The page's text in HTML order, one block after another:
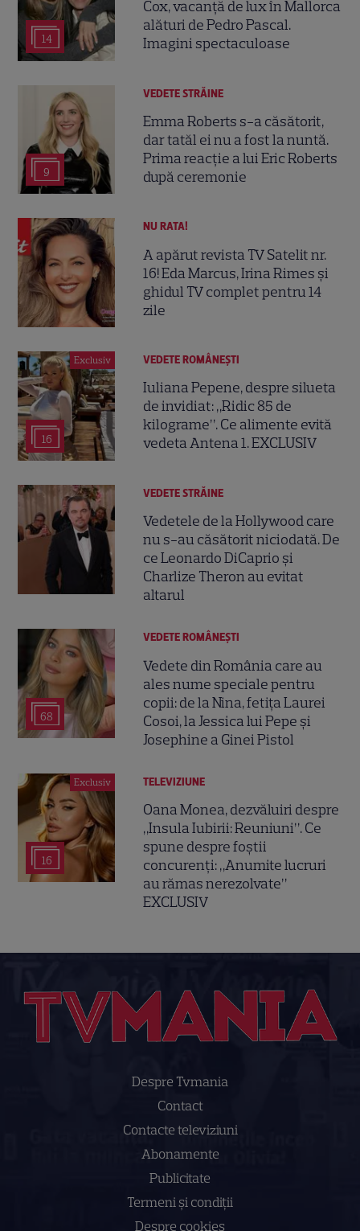
14
Cox, vacanță de lux în Mallorca
alături de Pedro Pascal.
Imagini spectaculoase
9
VEDETE STRĂINE
Emma Roberts s-a căsătorit,
dar tatăl ei nu a fost la nuntă.
Prima reacție a lui Eric Roberts
după ceremonie
NU RATA!
A apărut revista TV Satelit nr.
16! Eda Marcus, Irina Rimes și
ghidul TV complet pentru 14
zile
Exclusiv
16
VEDETE ROMÂNEŞTI
Iuliana Pepene, despre silueta
de invidiat: „Ridic 85 de
kilograme”. Ce alimente evită
vedeta Antena 1. EXCLUSIV
VEDETE STRĂINE
Vedetele de la Hollywood care
nu s-au căsătorit niciodată. De
ce Leonardo DiCaprio și
Charlize Theron au evitat
altarul
68
VEDETE ROMÂNEŞTI
Vedete din România care au
ales nume speciale pentru
copii: de la Nina, fetița Laurei
Cosoi, la Jessica lui Pepe și
Josephine a Ginei Pistol
Exclusiv
16
TELEVIZIUNE
Oana Monea, dezvăluiri despre
„Insula Iubirii: Reuniuni”. Ce
spune despre foștii
concurenți: „Anumite lucruri
au rămas nerezolvate”
EXCLUSIV
Despre Tvmania
Contact
Contacte televiziuni
Abonamente
Publicitate
Termeni și condiții
Despre cookies